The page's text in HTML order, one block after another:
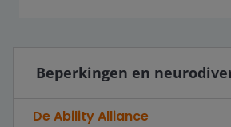
Beperkingen en
De Ability Alliance